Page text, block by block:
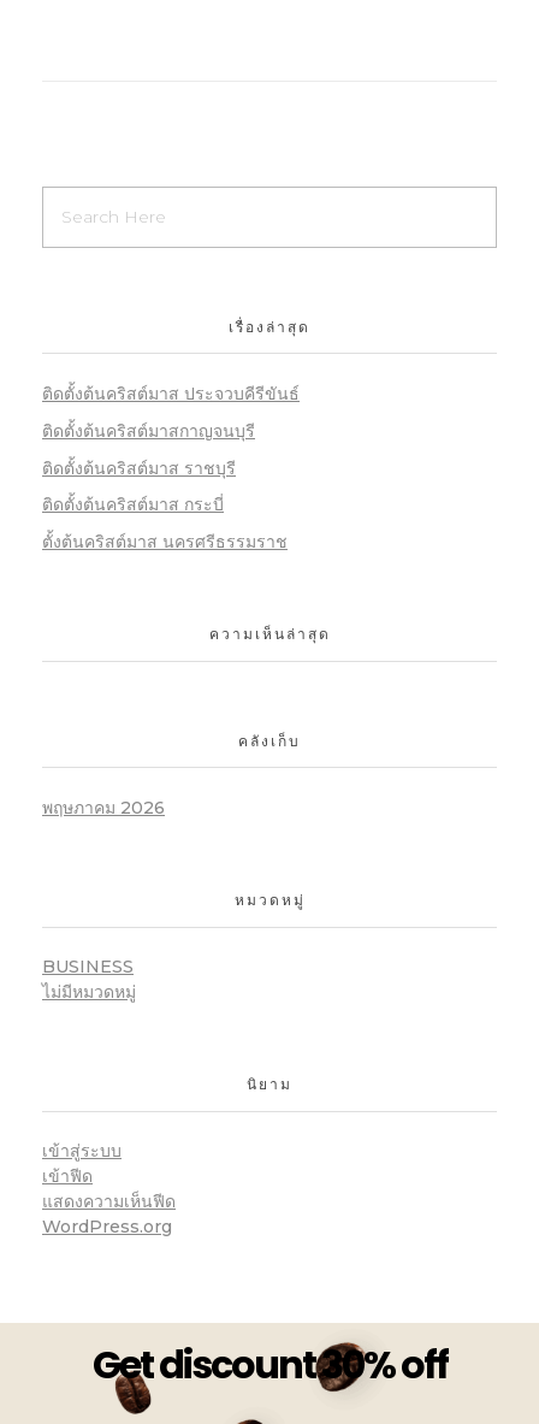
เรื่องล่าสุด
ติดตั้งต้นคริสต์มาส ประจวบคีรีขันธ์
ติดตั้งต้นคริสต์มาสกาญจนบุรี
ติดตั้งต้นคริสต์มาส ราชบุรี
ติดตั้งต้นคริสต์มาส กระบี่
ตั้งต้นคริสต์มาส นครศรีธรรมราช
ความเห็นล่าสุด
คลังเก็บ
พฤษภาคม 2026
หมวดหมู่
BUSINESS
ไม่มีหมวดหมู่
นิยาม
เข้าสู่ระบบ
เข้าฟีด
แสดงความเห็นฟีด
WordPress.org
Get discount 30% off